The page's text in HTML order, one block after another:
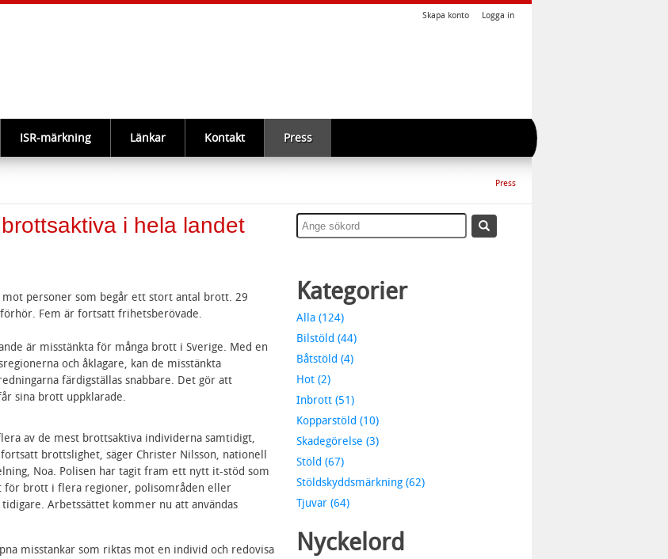
Skapa konto Logga in
ISR-märkning Länkar Kontakt Press
Press
i hela landet
personer som begår ett stort antal brott. 29
Fem är fortsatt frihetsberövade.
är misstänkta för många brott i Sverige. Med en
och åklagare, kan de misstänkta
färdigställas snabbare. Det gör att
sina brott uppklarade.
av de mest brottsaktiva individerna samtidigt,
brottslighet, säger Christer Nilsson, nationell
Noa. Polisen har tagit fram ett nytt it-stöd som
för brott i flera regioner, polisområden eller
Arbetssättet kommer nu att användas
misstankar som riktas mot en individ och redovisa
Kategorier
Alla (124)
Bilstöld (44)
Båtstöld (4)
Hot (2)
Inbrott (51)
Kopparstöld (10)
Skadegörelse (3)
Stöld (67)
Stöldskyddsmärkning (62)
Tjuvar (64)
Nyckelord